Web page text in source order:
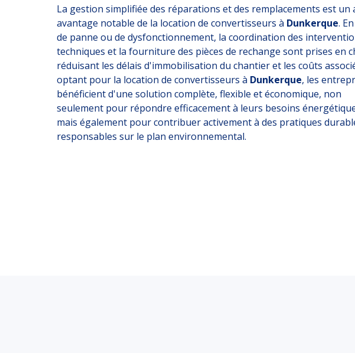
La gestion simplifiée des réparations et des remplacements est un
avantage notable de la location de convertisseurs à Dunkerque.
de panne ou de dysfonctionnement, la coordination des
techniques et la fourniture des pièces de rechange sont prises en
réduisant les délais d'immobilisation du chantier et les coûts
optant pour la location de convertisseurs à Dunkerque, les
bénéficient d'une solution complète, flexible et économique, non
seulement pour répondre efficacement à leurs besoins
mais également pour contribuer activement à des pratiques
responsables sur le plan environnemental.